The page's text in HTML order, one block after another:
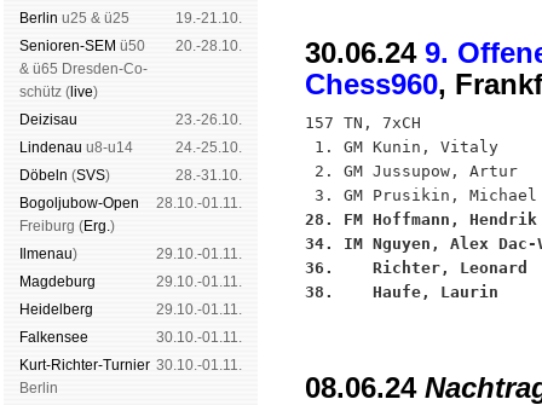
Ber­lin u25 & ü25
19.-21.10.
Senioren-SEM ü50
& ü65 Dres­den-Co­
schütz ( live)
20.-28.10.
Dei­zi­sau
23.-26.10.
Lin­de­nau u8-u14
24.-25.10.
Dö­beln (SVS)
28.-31.10.
Bogoljubow-Open
Frei­burg (Erg.)
28.10.-01.11.
Il­me­nau)
29.10.-01.11.
Mag­de­burg
29.10.-01.11.
Hei­del­berg
29.10.-01.11.
Fal­ken­see
30.10.-01.11.
Kurt-Rich­ter-Tur­nier
Ber­lin
30.10.-01.11.
30.06.24 9.
Chess960,
157 TN, 7xCH
1. GM Kunin, Vitaly
2. GM Jussupow, Artur
28. FM Hoffmann,
34. IM Nguyen, Alex
36.    Richter,
38.    Haufe, Laurin
08.06.24